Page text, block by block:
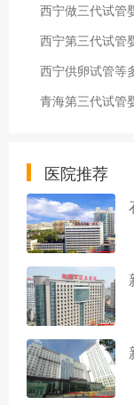
西宁做三代试管
西宁第三代试管
西宁供卵试管等
青海第三代试管
医院推荐